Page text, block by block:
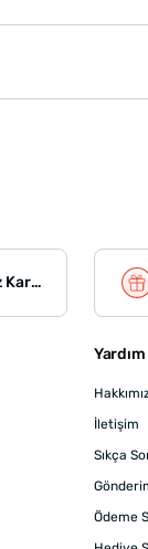
1250 TL Üzeri Ücretsiz Kargo
İletişim
Sıkça
Ödeme